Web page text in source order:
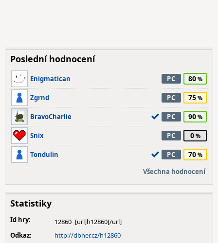
Poslední hodnocení
Enigmatican PC 80
Zgrnd PC 75
BravoCharlie PC 90
Snix PC 0
Tondulin PC 70
Všechna hodnocení
Statistiky
Id hry:
12860
Odkaz:
http://dbher.cz/h12860